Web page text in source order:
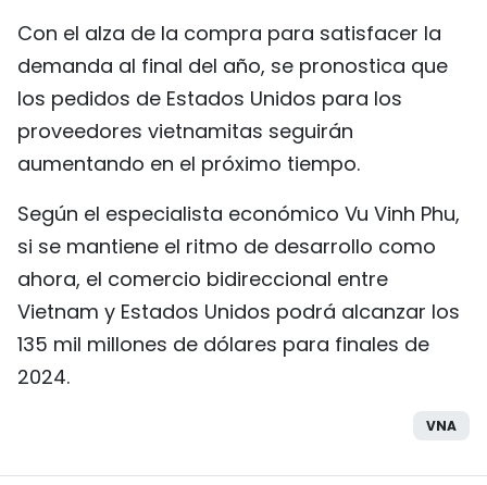
Con el alza de la compra para satisfacer la
demanda al final del año, se pronostica que
los pedidos de Estados Unidos para los
proveedores vietnamitas seguirán
aumentando en el próximo tiempo.
Según el especialista económico Vu Vinh Phu,
si se mantiene el ritmo de desarrollo como
ahora, el comercio bidireccional entre
Vietnam y Estados Unidos podrá alcanzar los
135 mil millones de dólares para finales de
2024.
VNA